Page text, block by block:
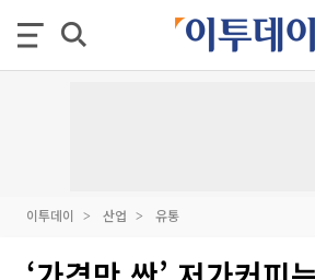
이투데이 산업 유통